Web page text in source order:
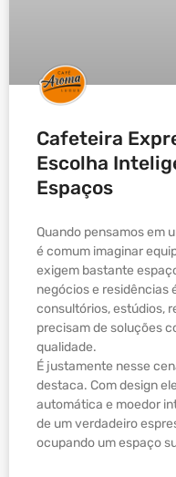
Cafeteira
Escolha
Espaços
Quando pensamos em
é comum imaginar
exigem bastante
negócios e residências
consultórios, estúdios,
precisam de soluções
qualidade.
É justamente nesse
destaca. Com design
automática e moedor
de um verdadeiro
ocupando um espaço